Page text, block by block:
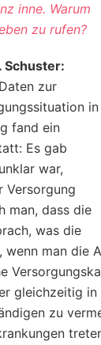
inne. Warum
zu rufen?
Schuster:
zur
in
fand ein
Es gab
war,
Versorgung
man, dass die
was die
wenn man die
gleichzeitig
zu